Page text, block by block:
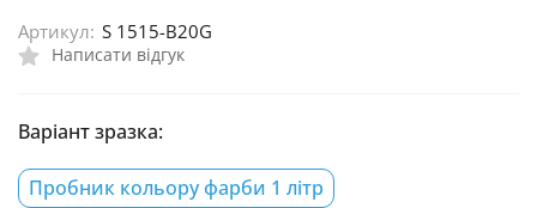
Написати відгук
Артикул: S 1515-B20G
Варіант зразка:
Пробник кольору фарби 1 літр